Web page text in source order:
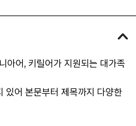
어, 키릴어가 지원되는 대가족
본문부터 제목까지 다양한